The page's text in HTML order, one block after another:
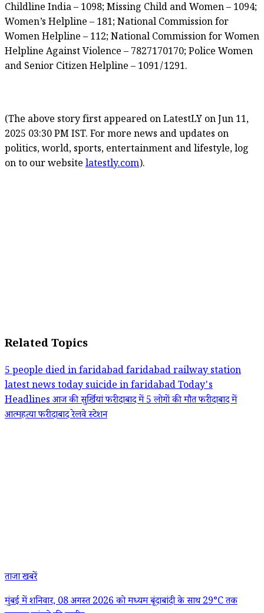
Childline India – 1098; Missing Child and Women – 1094;
Women’s Helpline – 181; National Commission for
Women Helpline – 112; National Commission for Women
Helpline Against Violence – 7827170170; Police Women
and Senior Citizen Helpline – 1091/1291.
(The above story first appeared on LatestLY on Jun 11,
2025 03:30 PM IST. For more news and updates on
politics, world, sports, entertainment and lifestyle, log
on to our website latestly.com).
Related Topics
5 people died in faridabadfaridabad railway station
latest news todaysuicide in faridabadToday's
Headlinesआज की सुर्खियांफरीदाबाद में 5 लोगों की मौतफरीदाबाद में
आत्महत्याफरीदाबाद रेलवे स्टेशन
ताजा खबरें
मुंबई में शनिवार, 08 अगस्त 2026 को मध्यम बूंदाबांदी के साथ 29°C तक